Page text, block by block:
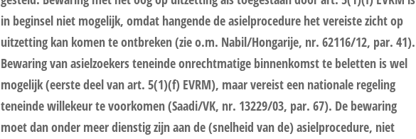
in beginsel niet mogelijk, omdat hangende de asielprocedure het vereiste zicht op
uitzetting kan komen te ontbreken (zie o.m. Nabil/Hongarije, nr. 62116/12, par. 41).
Bewaring van asielzoekers teneinde onrechtmatige binnenkomst te beletten is wel
mogelijk (eerste deel van art. 5(1)(f) EVRM), maar vereist een nationale regeling
teneinde willekeur te voorkomen (Saadi/VK, nr. 13229/03, par. 67). De bewaring
moet dan onder meer dienstig zijn aan de (snelheid van de) asielprocedure, niet